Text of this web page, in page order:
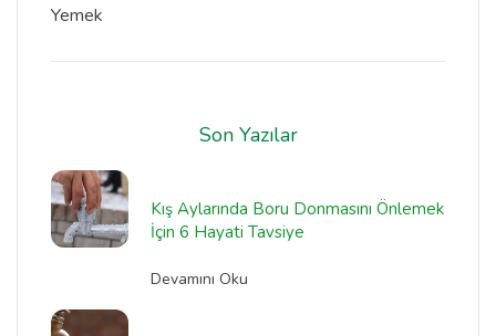
Yemek
Son Yazılar
Kış Aylarında Boru Donmasını Önlemek
İçin 6 Hayati Tavsiye
Devamını Oku